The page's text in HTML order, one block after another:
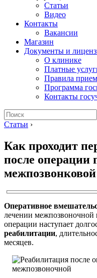
Статьи
Видео
Контакты
Вакансии
Магазин
Документы и
О клинике
Платные
Правила
Программа
Контакты
Статьи ›
Как проходит
после операции
Оперативное
лечении межпозвоночной
операции наступает
реабилитации,
месяцев.